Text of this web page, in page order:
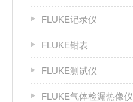
FLUKE记录仪
FLUKE钳表
FLUKE测试仪
FLUKE气体检漏热像仪